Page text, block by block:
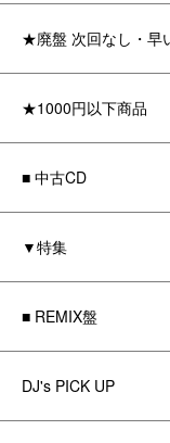
★廃盤 次回なし・早
★1000円以下商品
■ 中古CD
▼特集
■ REMIX盤
DJ's PICK UP